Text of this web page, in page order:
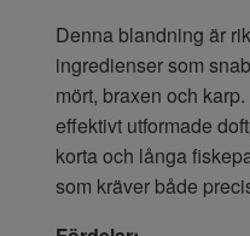
Denna blandning är
ingredienser som
mört, braxen och
effektivt utformade
korta och långa
som kräver både